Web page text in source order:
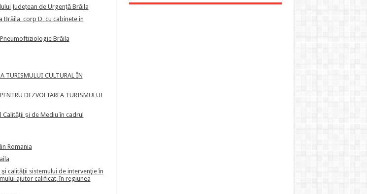
Judeţean de Urgenţă Brăila
corp D, cu cabinete in
Brăila
TURISMULUI CULTURAL ÎN
DEZVOLTAREA TURISMULUI
şi de Mediu în cadrul
Romania
calităţii sistemului de intervenţie în
ajutor calificat, în regiunea